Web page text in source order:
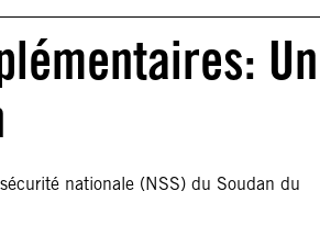
Un
nationale (NSS) du Soudan du